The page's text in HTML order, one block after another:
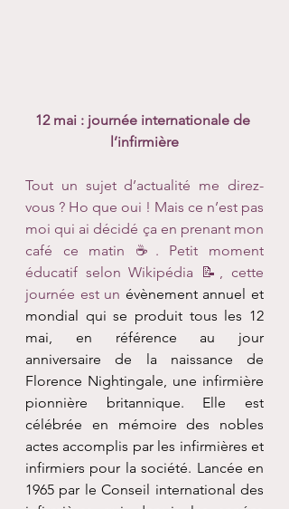
12 mai : journée internationale de
l’infirmière
Tout un sujet d’actualité me direz-
vous ? Ho que oui ! Mais ce n’est pas
moi qui ai décidé ça en prenant mon
café ce matin ☕️. Petit moment
éducatif selon Wikipédia 📝, cette
journée est un évènement annuel et
mondial qui se produit tous les 12
mai, en référence au jour
Florence Nightingale, une infirmière
pionnière britannique. Elle est
célébrée en mémoire des nobles
actes accomplis par les infirmières et
infirmiers
1965 par le Conseil international des